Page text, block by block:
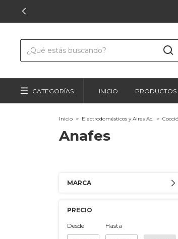
CATEGORÍAS INICIO PRODUCTOS
Inicio > Electrodomésticos y Aires Ac. >
Anafes
MARCA
PRECIO
Desde Hasta